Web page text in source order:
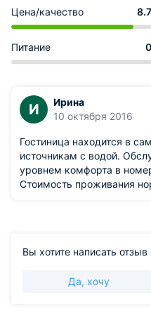
Цена/качество 8.7
Питание 0
И
Ирина
10 октября 2016
Гостиница находится в
источникам с водой.
уровнем комфорта в
Стоимость проживания
Вы хотите написать отзыв
Да, хочу